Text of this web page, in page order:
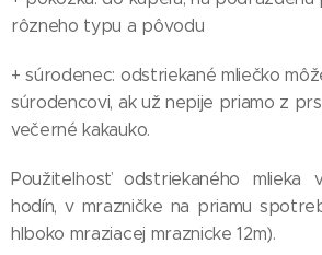
rôzneho typu a pôvodu
+ súrodenec: odstriekané mliečko
súrodencovi, ak už nepije priamo z
večerné kakauko.
Použiteľnosť odstriekaného
hodín, v mrazničke na priamu
hlboko mraziacej mraznicke 12m).